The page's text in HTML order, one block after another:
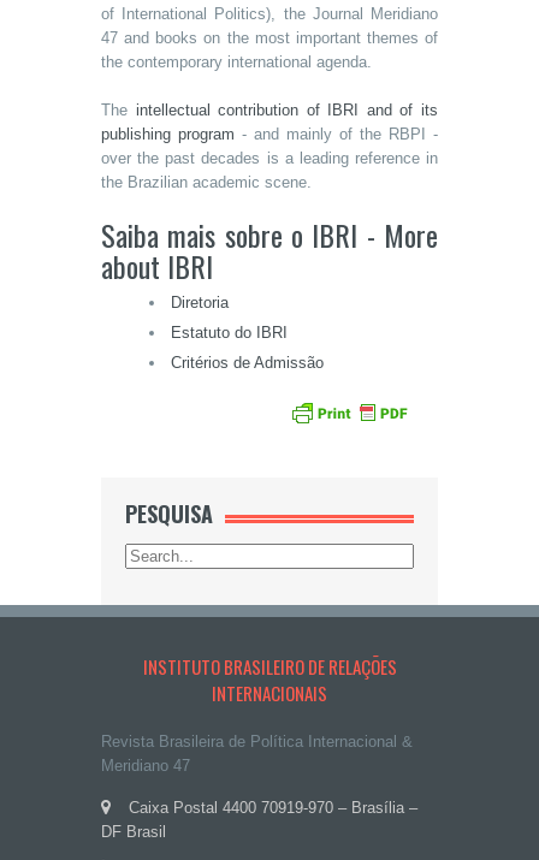
of International Politics), the Journal Meridiano
47 and books on the most important themes of
the contemporary international agenda.
The intellectual contribution of IBRI and of its
publishing program - and mainly of the RBPI -
over the past decades is a leading reference in
the Brazilian academic scene.
Saiba mais sobre o IBRI - More
about IBRI
Diretoria
Estatuto do IBRI
Critérios de Admissão
PESQUISA
INSTITUTO BRASILEIRO DE RELAÇÕES
INTERNACIONAIS
Revista Brasileira de Política Internacional &
Meridiano 47
Caixa Postal 4400 70919-970 – Brasília –
DF Brasil